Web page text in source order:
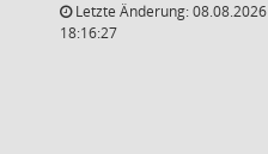
Letzte Änderung: 08.08.2026
18:16:27